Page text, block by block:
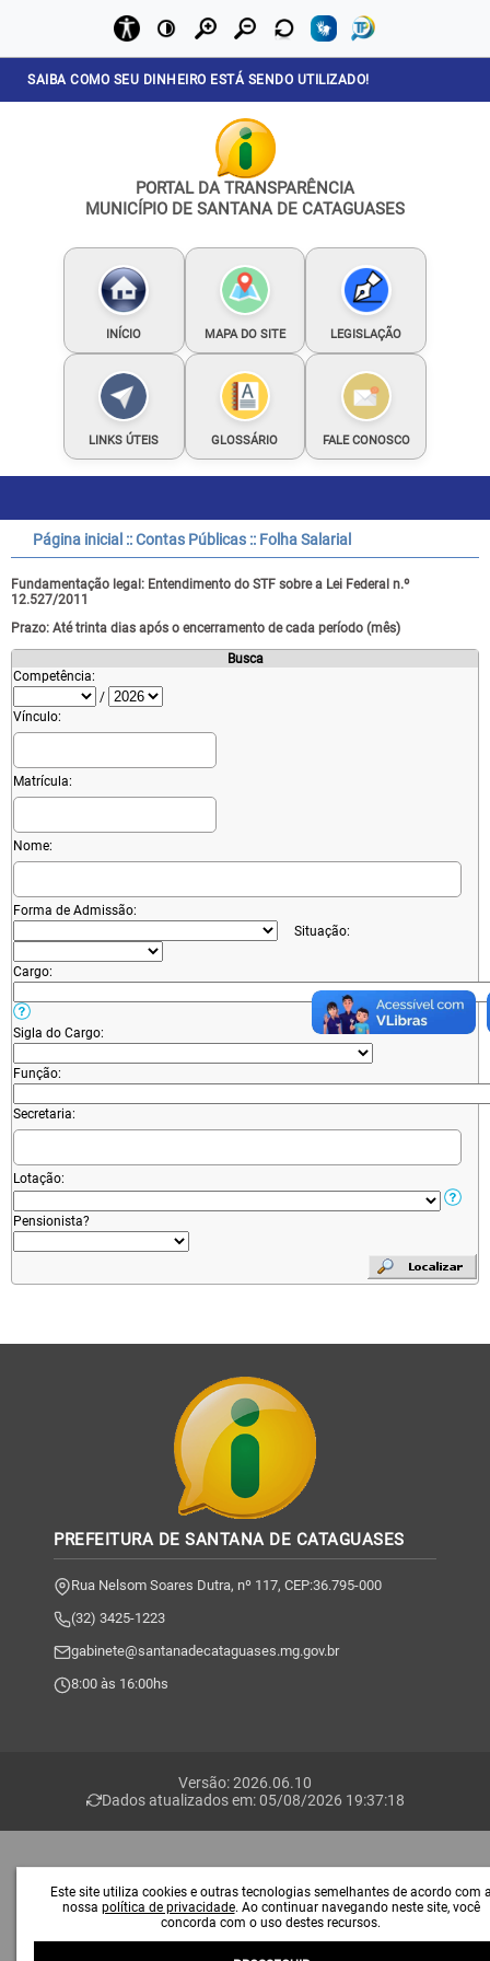
SAIBA COMO SEU DINHEIRO ESTÁ SENDO UTILIZADO!
PORTAL DA TRANSPARÊNCIA
MUNICÍPIO DE SANTANA DE CATAGUASES
INÍCIO MAPA DO SITE LEGISLAÇÃO
LINKS ÚTEIS GLOSSÁRIO FALE CONOSCO
Página inicial :: Contas Públicas :: Folha Salarial
Fundamentação legal: Entendimento do STF sobre a Lei Federal n.º
12.527/2011
Prazo: Até trinta dias após o encerramento de cada período (mês)
Busca
Competência:
/
Vínculo:
Matrícula:
Nome:
Forma de Admissão:
Situação:
Cargo:
Sigla do Cargo:
Função:
Secretaria:
Lotação:
Pensionista?
PREFEITURA DE SANTANA DE CATAGUASES
Rua Nelsom Soares Dutra, nº 117, CEP:36.795-000
(32) 3425-1223
gabinete@santanadecataguases.mg.gov.br
8:00 às 16:00hs
Versão: 2026.06.10
Dados atualizados em: 05/08/2026 19:37:18
Este site utiliza cookies e outras tecnologias semelhantes de acordo com
nossa política de privacidade. Ao continuar navegando neste site, você
concorda com o uso destes recursos.